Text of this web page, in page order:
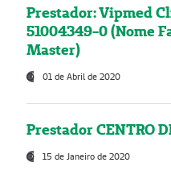
Prestador: Vipmed
51004349-0 (Nome
Master)
01 de Abril de 2020
Prestador CENTRO
15 de Janeiro de 2020